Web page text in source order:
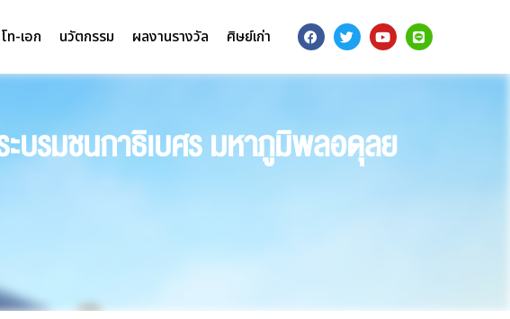
-เอก นวัตกรรม ผลงานรางวัล ศิษย์เก่า
บรมชนกาธิเบศร มหาภูมิพลอดุลย